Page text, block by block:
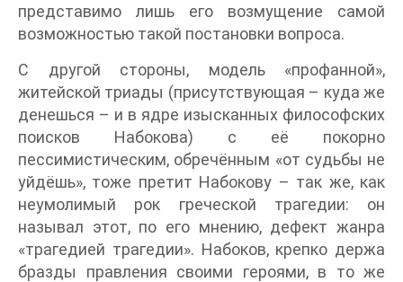
представимо лишь его возмущение самой
возможностью такой постановки вопроса.
С другой стороны, модель «профанной»,
житейской триады (присутствующая – куда же
денешься – и в ядре изысканных философских
поисков Набокова) с её покорно
пессимистическим, обречённым «от судьбы не
уйдёшь», тоже претит Набокову – так же, как
неумолимый рок греческой трагедии: он
называл этот, по его мнению, дефект жанра
«трагедией трагедии». Набоков, крепко держа
бразды правления своими героями, в то же